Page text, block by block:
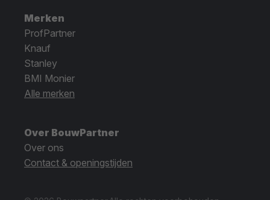
Merken
ProfPartner
Knauf
Stanley
BMI Monier
Alle merken
Over BouwPartner
Over ons
Contact & openingstijden